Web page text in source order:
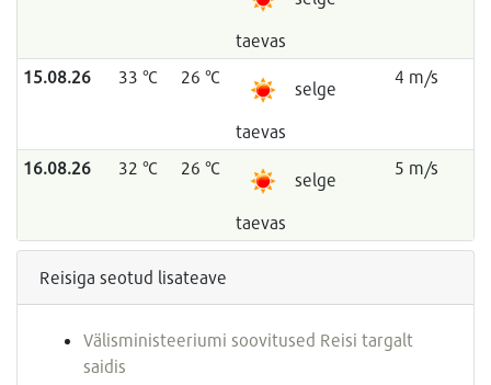
taevas
15.08.26 33 °C 26 °C
selge
taevas
4 m/s
16.08.26 32 °C 26 °C
selge
taevas
5 m/s
Reisiga seotud lisateave
Välisministeeriumi soovitused Reisi targalt
saidis